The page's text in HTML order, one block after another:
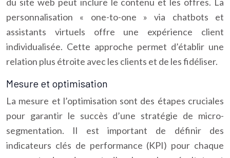
personnalisation « one-to-one » via chatbots et
assistants virtuels offre une expérience client
individualisée. Cette approche permet d’établir une
relation plus étroite avec les clients et de les fidéliser.
Mesure et optimisation
La mesure et l’optimisation sont des étapes cruciales
pour garantir le succès d’une stratégie de micro-
segmentation. Il est important de définir des
indicateurs clés de performance (KPI) pour chaque